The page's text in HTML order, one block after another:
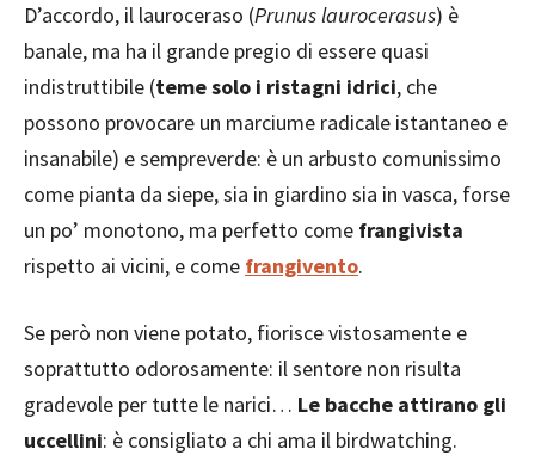
D’accordo, il lauroceraso (Prunus laurocerasus) è
banale, ma ha il grande pregio di essere quasi
indistruttibile (teme solo i ristagni idrici, che
possono provocare un marciume radicale istantaneo e
insanabile) e sempreverde: è un arbusto comunissimo
come pianta da siepe, sia in giardino sia in vasca, forse
un po’ monotono, ma perfetto come frangivista
rispetto ai vicini, e come frangivento.
Se però non viene potato, fiorisce vistosamente e
soprattutto odorosamente: il sentore non risulta
gradevole per tutte le narici… Le bacche attirano gli
uccellini: è consigliato a chi ama il birdwatching.